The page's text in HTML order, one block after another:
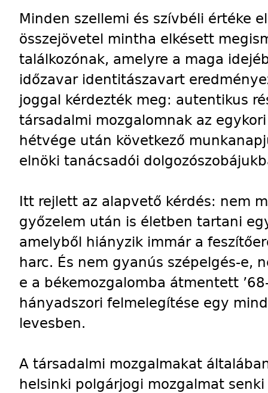
Minden szellemi és szívbéli értéke
összejövetel mintha elkésett
találkozónak, amelyre a maga
időzavar identitászavart
joggal kérdezték meg: autentikus
társadalmi mozgalomnak az
hétvége után következő
elnöki tanácsadói
Itt rejlett az alapvető kérdés: nem
győzelem után is életben tartani
amelyből hiányzik immár a
harc. És nem gyanús szépelgés-e,
e a békemozgalomba átmentett
hányadszori felmelegítése egy
levesben.
A társadalmi mozgalmakat
helsinki polgárjogi mozgalmat